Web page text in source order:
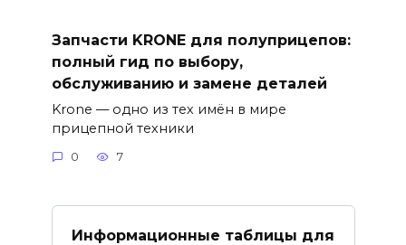
Запчасти KRONE для полуприцепов:
полный гид по выбору,
обслуживанию и замене деталей
Krone — одно из тех имён в мире
прицепной техники
0 7
Информационные таблицы для